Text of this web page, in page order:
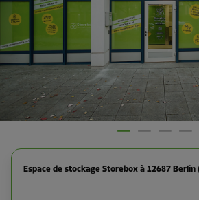
Espace de stockage Storebox à 12687 Berlin